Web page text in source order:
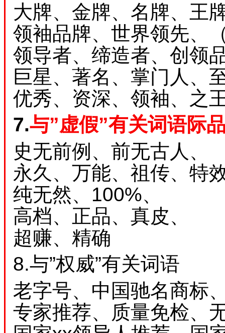
大牌、金牌、名牌、王
领袖品牌、世界领先、
领导者、缔造者、创领
巨星、著名、掌门人、
优秀、资深、领袖、之
7.与”虚假”有关词语际
史无前例、前无古人、
永久、万能、祖传、特
纯无然、100%、
高档、正品、真皮、
超赚、精确
8.与”权威”有关词语
老字号、中国驰名商标
专家推荐、质量免检、